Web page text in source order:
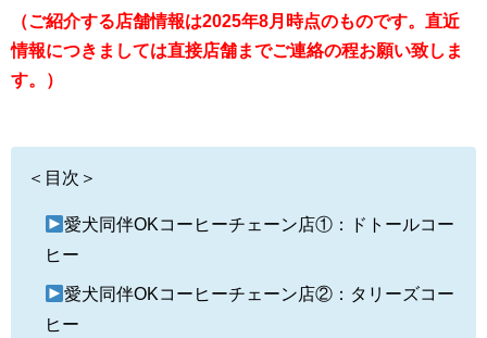
（ご紹介する店舗情報は2025年8月時点のものです。直近
情報につきましては直接店舗までご連絡の程お願い致しま
す。）
＜目次＞
愛犬同伴OKコーヒーチェーン店①：ドトールコー
ヒー
愛犬同伴OKコーヒーチェーン店②：タリーズコー
ヒー